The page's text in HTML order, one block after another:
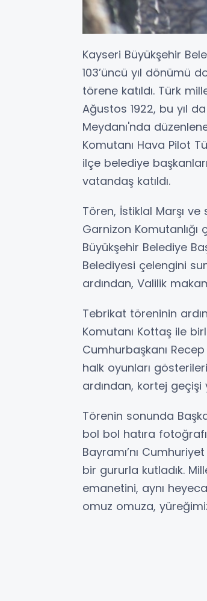
Kayseri Büyükşehir
103’üncü yıl dönümü
törene katıldı. Türk
Ağustos 1922, bu yıl
Meydanı'nda
Komutanı Hava Pilot
ilçe belediye
vatandaş katıldı.
Tören, İstiklal Marşı
Garnizon Komutanlığı
Büyükşehir Belediye
Belediyesi çelengini
ardından, Valilik
Tebrikat töreninin
Komutanı Kottaş ile
Cumhurbaşkanı
halk oyunları
ardından, kortej geçişi
Törenin sonunda
bol bol hatıra
Bayramı’nı
bir gururla kutladık.
emanetini, aynı
omuz omuza,